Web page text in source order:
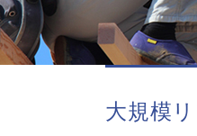
大規模